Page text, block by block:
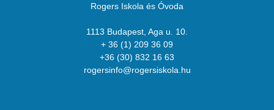
Rogers Iskola és Óvoda
1113 Budapest, Aga u. 10.
+ 36 (1) 209 36 09
+36 (30) 832 16 63
rogersinfo@rogersiskola.hu